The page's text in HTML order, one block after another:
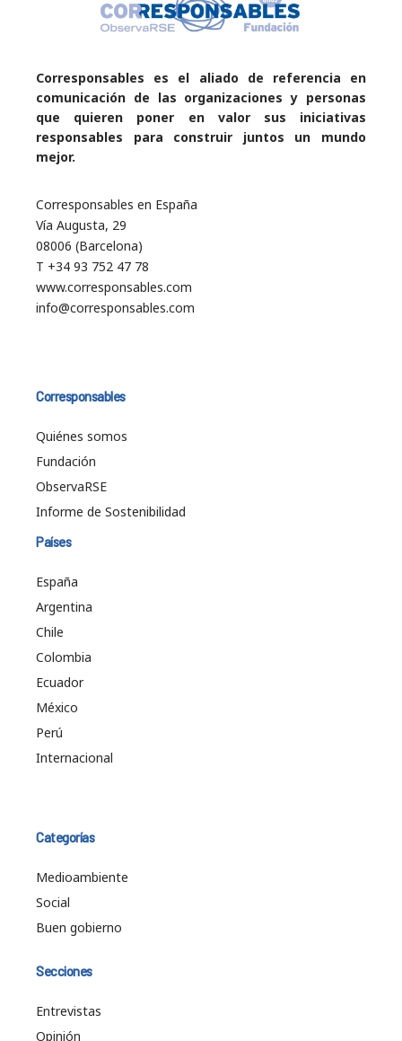
Corresponsables es el aliado de referencia en
comunicación de las organizaciones y personas
que quieren poner en valor sus iniciativas
responsables para construir juntos un mundo
mejor.
Corresponsables en España
Vía Augusta, 29
08006 (Barcelona)
T +34 93 752 47 78
www.corresponsables.com
info@corresponsables.com
Corresponsables
Quiénes somos
Fundación
ObservaRSE
Informe de Sostenibilidad
Países
España
Argentina
Chile
Colombia
Ecuador
México
Perú
Internacional
Categorías
Medioambiente
Social
Buen gobierno
Secciones
Entrevistas
Opinión